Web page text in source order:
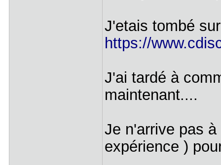
J'etais tombé
https://
J'ai tardé à
maintenant....
Je n'arrive pas
expérience )